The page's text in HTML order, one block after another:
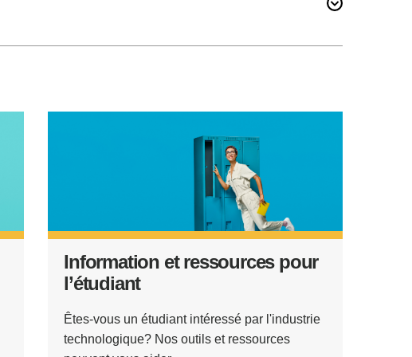
Information et ressources pour
l’étudiant
Êtes-vous un étudiant intéressé par l'industrie
technologique? Nos outils et ressources